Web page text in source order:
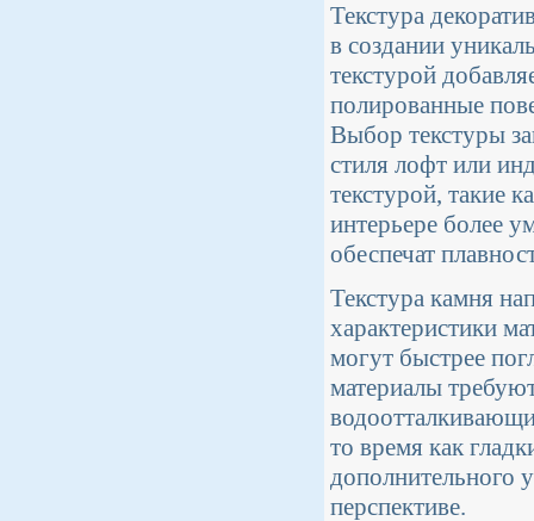
Текстура
в создании
текстурой
полированные
Выбор текстуры
стиля лофт или
текстурой, такие
интерьере более
обеспечат
Текстура камня
характеристики
могут быстрее
материалы
то время как
дополнительного
перспективе.